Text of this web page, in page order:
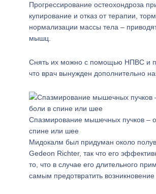
Прогрессирование остеохондроза
купирование и отказ от терапии,
нормализации массы тела –
мышц.
Снять их можно с помощью НПВС и
что врач вынужден дополнительно
Спазмирование мышечных пучков –
спине или шее
Мидокалм был придуман около
Gedeon Richter, так что его
то, что в случае его длительного
самым предотвратить